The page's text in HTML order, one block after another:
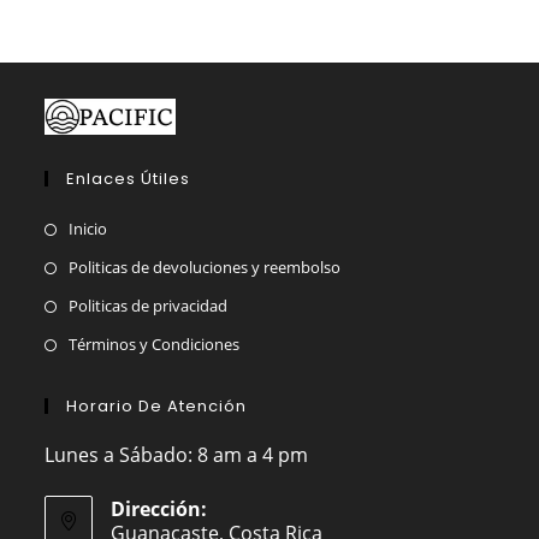
de
Enlaces Útiles
Inicio
Politicas de devoluciones y reembolso
Politicas de privacidad
Términos y Condiciones
Horario De Atención
Lunes a Sábado: 8 am a 4 pm
Dirección:
Guanacaste, Costa Rica